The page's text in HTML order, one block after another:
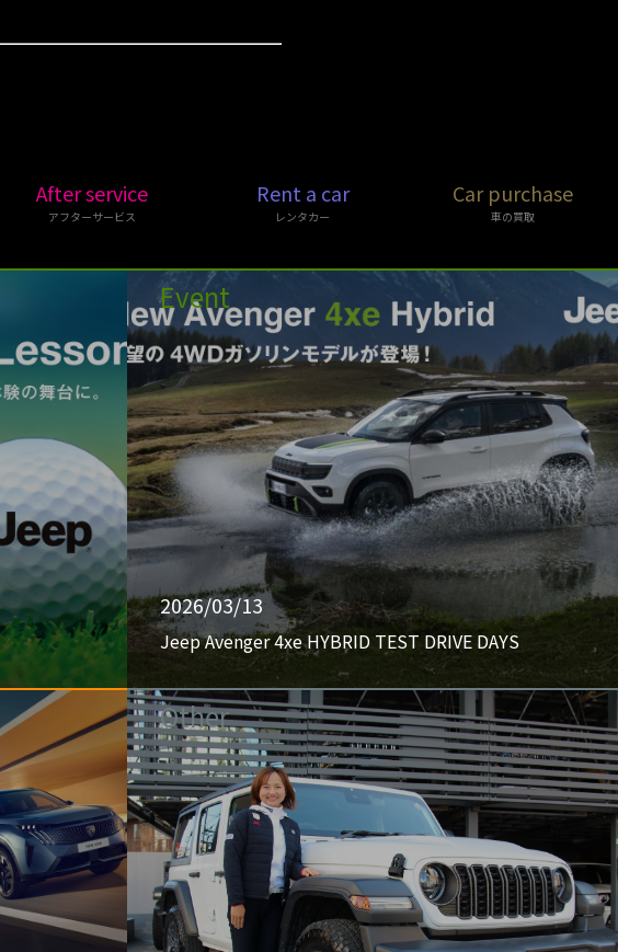
After service
アフターサービス
Rent a car
レンタカー
Car purchase
車の買取
Event
2026/03/13
Jeep Avenger 4xe HYBRID TEST DRIVE DAYS
Other